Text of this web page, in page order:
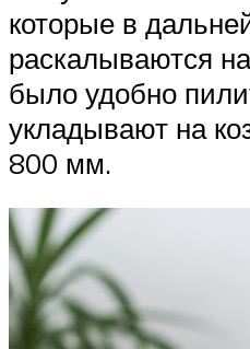
которые в
раскалываются
было удобно
укладывают на
800 мм.